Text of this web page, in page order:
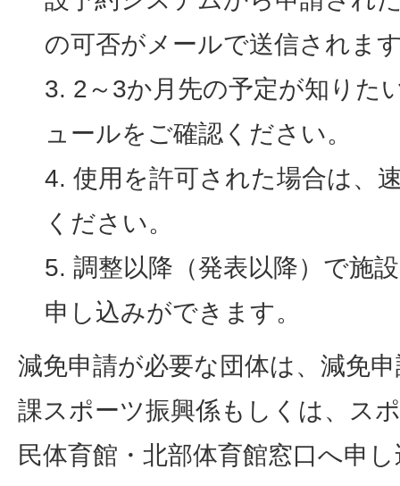
の可否がメールで送信されま
2～3か月先の予定が知りた
ュールをご確認ください。
使用を許可された場合は、
ください。
調整以降（発表以降）で施
申し込みができます。
減免申請が必要な団体は、減免
課スポーツ振興係もしくは、ス
民体育館・北部体育館窓口へ申